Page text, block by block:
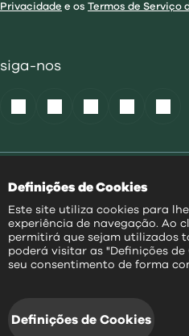
Definições de Cookies
Este site utiliza cookies para
experiência de navegação. Ao
permitirá que sejam utilizados
poderá visitar as "Definições
seu consentimento de forma
Definições de Cookies
Privacidade e os Termos de Serviço
siga-nos
Política
Aviso
Mapa